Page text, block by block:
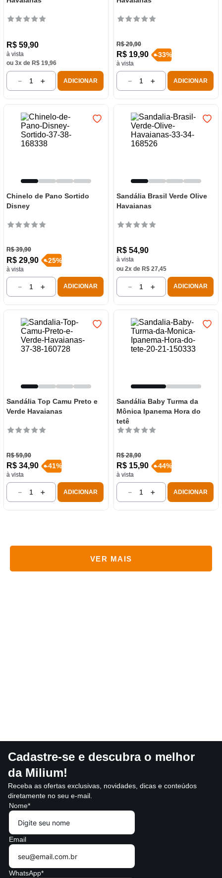
R$ 59,90
à vista
ou 3x de R$ 19,96
＋
－ ADICIONAR
R$ 29,90
R$ 19,90
à vista
-33%
＋
－ ADICIONAR
Chinelo de Pano Sortido
Disney
R$ 39,90
R$ 29,90
à vista
-25%
＋
－ ADICIONAR
Sandália Brasil Verde Olive
Havaianas
R$ 54,90
à vista
ou 2x de R$ 27,45
＋
－ ADICIONAR
Sandália Top Camu Preto e
Verde Havaianas
R$ 59,90
R$ 34,90
à vista
-41%
＋
－ ADICIONAR
Sandália Baby Turma da
Mônica Ipanema Hora do
tetê
R$ 28,90
R$ 15,90
à vista
-44%
＋
－ ADICIONAR
Cadastre-se e descubra o melhor
da Milium!
Receba as ofertas exclusivas, novidades, dicas e conteúdos
diretamente no seu e-mail.
Nome*
Email
WhatsApp*